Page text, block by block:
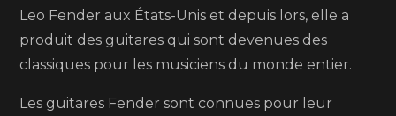
Leo Fender aux États-Unis et depuis lors, elle a
produit des guitares qui sont devenues des
classiques pour les musiciens du monde entier.
Les guitares Fender sont connues pour leur